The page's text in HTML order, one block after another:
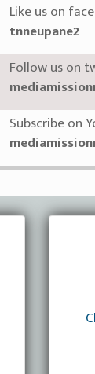
Like us on
tnneupane2
Follow us on
Subscribe on